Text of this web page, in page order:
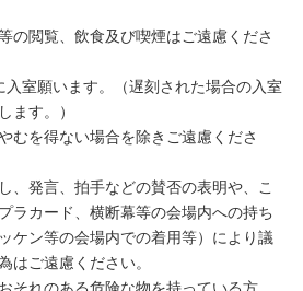
の閲覧、飲食及び喫煙はご遠慮くださ
入室願います。（遅刻された場合の入室
ます。）
むを得ない場合を除きご遠慮くださ
、発言、拍手などの賛否の表明や、こ
ラカード、横断幕等の会場内への持ち
ケン等の会場内での着用等）により議
はご遠慮ください。